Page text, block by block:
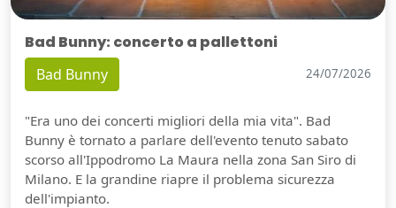
Bad Bunny: concerto a pallettoni
Bad Bunny 24/07/2026
"Era uno dei concerti migliori della mia vita". Bad
Bunny è tornato a parlare dell'evento tenuto sabato
scorso all'Ippodromo La Maura nella zona San Siro di
Milano. E la grandine riapre il problema sicurezza
dell'impianto.